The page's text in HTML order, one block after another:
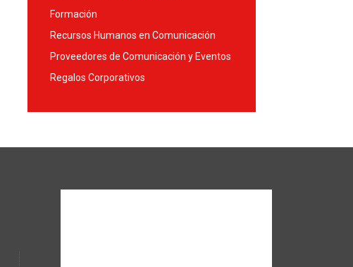
Formación
Recursos Humanos en Comunicación
Proveedores de Comunicación y Eventos
Regalos Corporativos